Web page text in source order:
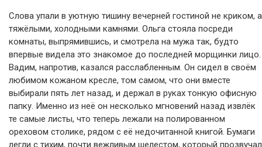
Слова упали в уютную тишину вечерней гостиной не криком, а
тяжёлыми, холодными камнями. Ольга стояла посреди
комнаты, выпрямившись, и смотрела на мужа так, будто
впервые видела это знакомое до последней морщинки лицо.
Вадим, напротив, казался расслабленным. Он сидел в своём
любимом кожаном кресле, том самом, что они вместе
выбирали пять лет назад, и держал в руках тонкую офисную
папку. Именно из неё он несколько мгновений назад извлёк
те самые листы, что теперь лежали на полированном
ореховом столике, рядом с её недочитанной книгой. Бумаги
легли с тихим, почти вежливым шелестом, который прозвучал